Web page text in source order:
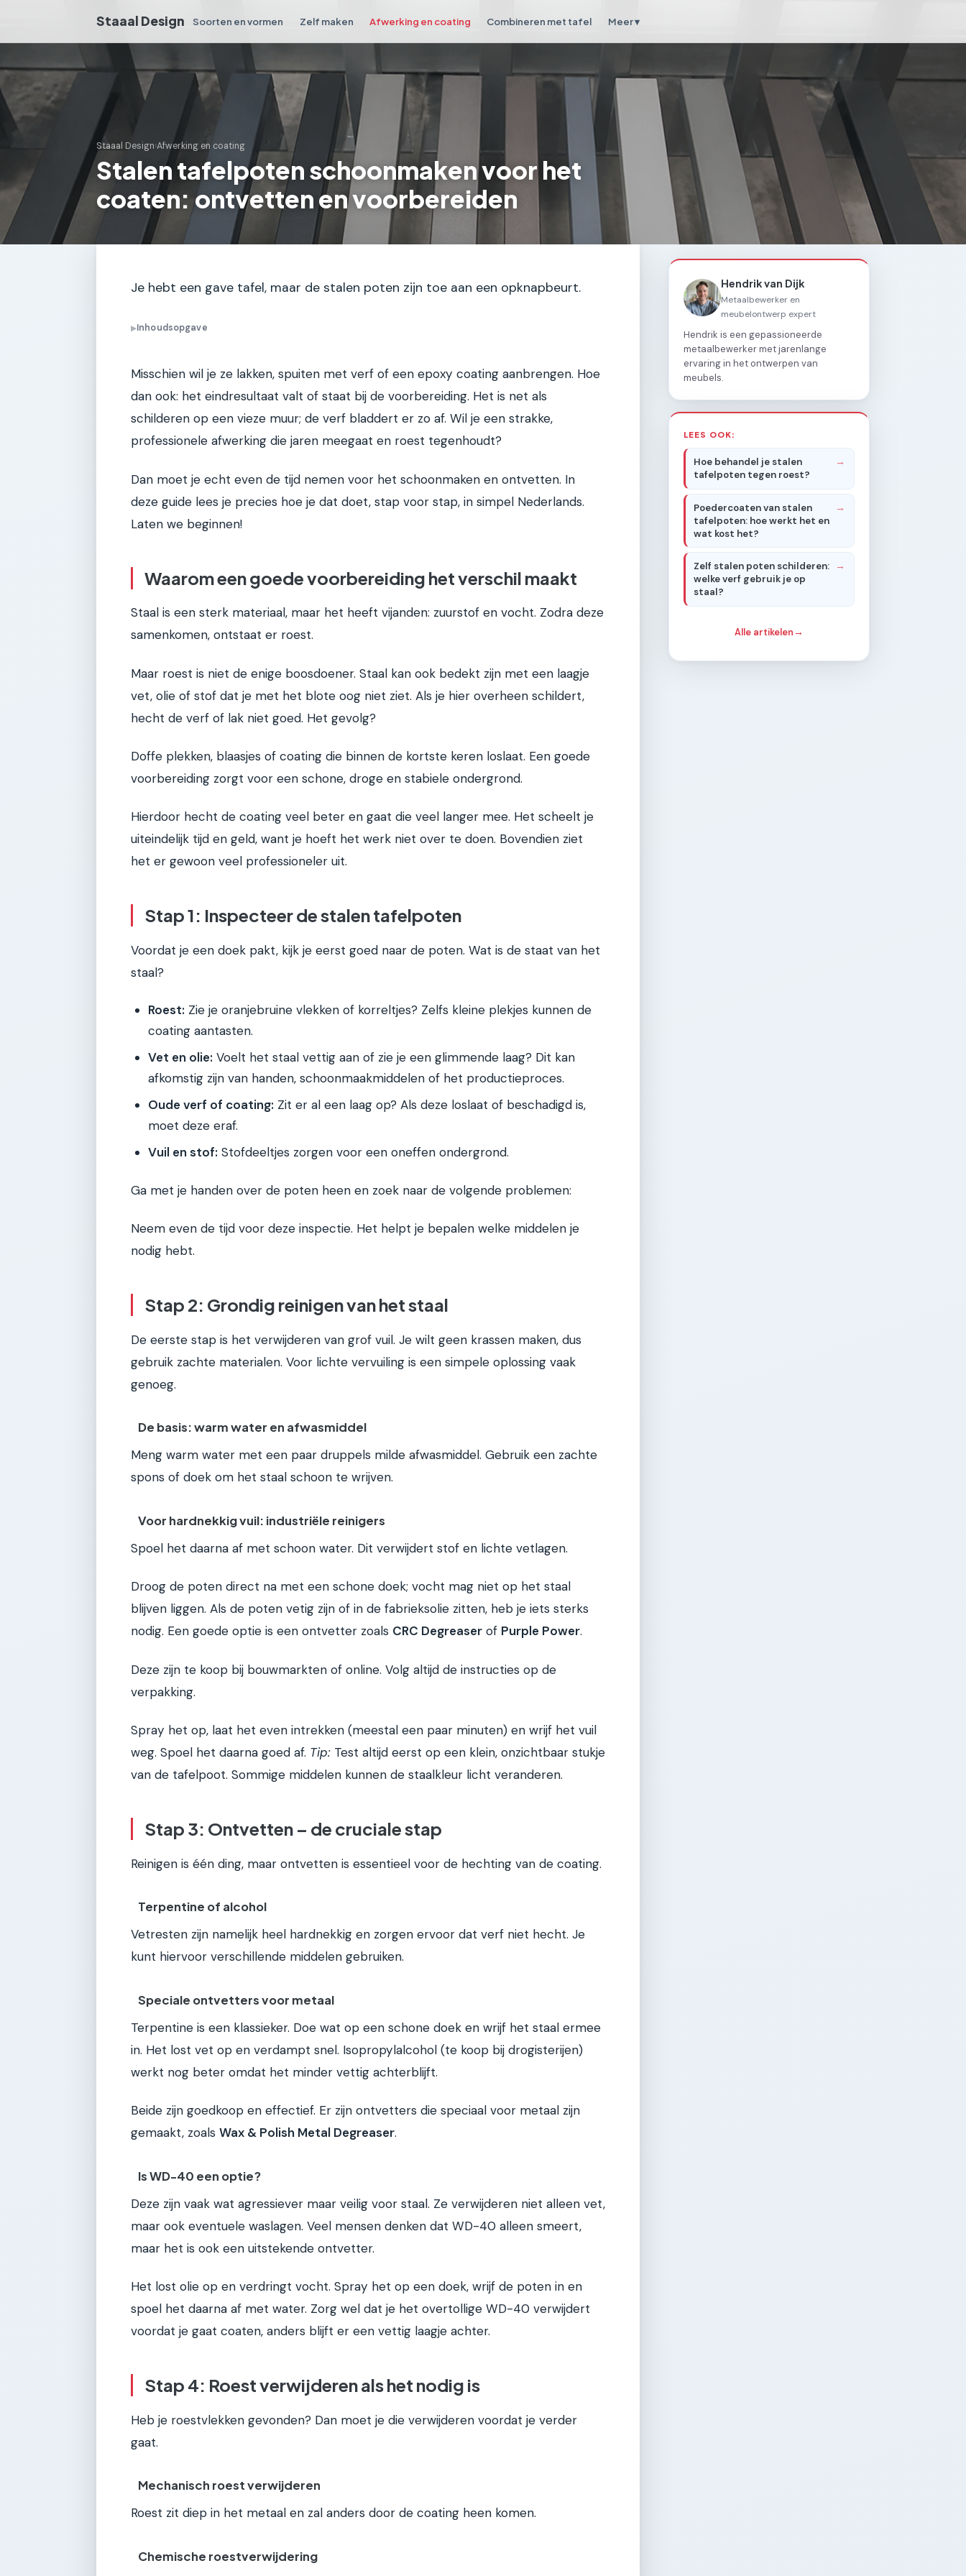
Staaal Design Soorten en vormen Zelf maken Afwerking en coating Combineren met tafel Meer ▾
Staaal Design›Afwerking en coating
Stalen tafelpoten schoonmaken voor het
coaten: ontvetten en voorbereiden
Je hebt een gave tafel, maar de stalen poten zijn toe aan een opknapbeurt.
▶Inhoudsopgave
Misschien wil je ze lakken, spuiten met verf of een epoxy coating aanbrengen. Hoe
dan ook: het eindresultaat valt of staat bij de voorbereiding. Het is net als
schilderen op een vieze muur; de verf bladdert er zo af. Wil je een strakke,
professionele afwerking die jaren meegaat en roest tegenhoudt?
Dan moet je echt even de tijd nemen voor het schoonmaken en ontvetten. In
deze guide lees je precies hoe je dat doet, stap voor stap, in simpel Nederlands.
Laten we beginnen!
Waarom een goede voorbereiding het verschil maakt
Staal is een sterk materiaal, maar het heeft vijanden: zuurstof en vocht. Zodra deze
samenkomen, ontstaat er roest.
Maar roest is niet de enige boosdoener. Staal kan ook bedekt zijn met een laagje
vet, olie of stof dat je met het blote oog niet ziet. Als je hier overheen schildert,
hecht de verf of lak niet goed. Het gevolg?
Doffe plekken, blaasjes of coating die binnen de kortste keren loslaat. Een goede
voorbereiding zorgt voor een schone, droge en stabiele ondergrond.
Hierdoor hecht de coating veel beter en gaat die veel langer mee. Het scheelt je
uiteindelijk tijd en geld, want je hoeft het werk niet over te doen. Bovendien ziet
het er gewoon veel professioneler uit.
Stap 1: Inspecteer de stalen tafelpoten
Voordat je een doek pakt, kijk je eerst goed naar de poten. Wat is de staat van het
staal?
Roest: Zie je oranjebruine vlekken of korreltjes? Zelfs kleine plekjes kunnen de
coating aantasten.
Vet en olie: Voelt het staal vettig aan of zie je een glimmende laag? Dit kan
afkomstig zijn van handen, schoonmaakmiddelen of het productieproces.
Oude verf of coating: Zit er al een laag op? Als deze loslaat of beschadigd is,
moet deze eraf.
Vuil en stof: Stofdeeltjes zorgen voor een oneffen ondergrond.
Ga met je handen over de poten heen en zoek naar de volgende problemen:
Neem even de tijd voor deze inspectie. Het helpt je bepalen welke middelen je
nodig hebt.
Stap 2: Grondig reinigen van het staal
De eerste stap is het verwijderen van grof vuil. Je wilt geen krassen maken, dus
gebruik zachte materialen. Voor lichte vervuiling is een simpele oplossing vaak
genoeg.
De basis: warm water en afwasmiddel
Meng warm water met een paar druppels milde afwasmiddel. Gebruik een zachte
spons of doek om het staal schoon te wrijven.
Voor hardnekkig vuil: industriële reinigers
Spoel het daarna af met schoon water. Dit verwijdert stof en lichte vetlagen.
Droog de poten direct na met een schone doek; vocht mag niet op het staal
blijven liggen. Als de poten vetig zijn of in de fabrieksolie zitten, heb je iets sterks
nodig. Een goede optie is een ontvetter zoals CRC Degreaser of Purple Power.
Deze zijn te koop bij bouwmarkten of online. Volg altijd de instructies op de
verpakking.
Spray het op, laat het even intrekken (meestal een paar minuten) en wrijf het vuil
weg. Spoel het daarna goed af. Tip: Test altijd eerst op een klein, onzichtbaar stukje
van de tafelpoot. Sommige middelen kunnen de staalkleur licht veranderen.
Stap 3: Ontvetten – de cruciale stap
Reinigen is één ding, maar ontvetten is essentieel voor de hechting van de coating.
Terpentine of alcohol
Vetresten zijn namelijk heel hardnekkig en zorgen ervoor dat verf niet hecht. Je
kunt hiervoor verschillende middelen gebruiken.
Speciale ontvetters voor metaal
Terpentine is een klassieker. Doe wat op een schone doek en wrijf het staal ermee
in. Het lost vet op en verdampt snel. Isopropylalcohol (te koop bij drogisterijen)
werkt nog beter omdat het minder vettig achterblijft.
Beide zijn goedkoop en effectief. Er zijn ontvetters die speciaal voor metaal zijn
gemaakt, zoals Wax & Polish Metal Degreaser.
Is WD-40 een optie?
Deze zijn vaak wat agressiever maar veilig voor staal. Ze verwijderen niet alleen vet,
maar ook eventuele waslagen. Veel mensen denken dat WD-40 alleen smeert,
maar het is ook een uitstekende ontvetter.
Het lost olie op en verdringt vocht. Spray het op een doek, wrijf de poten in en
spoel het daarna af met water. Zorg wel dat je het overtollige WD-40 verwijdert
voordat je gaat coaten, anders blijft er een vettig laagje achter.
Stap 4: Roest verwijderen als het nodig is
Heb je roestvlekken gevonden? Dan moet je die verwijderen voordat je verder
gaat.
Mechanisch roest verwijderen
Roest zit diep in het metaal en zal anders door de coating heen komen.
Chemische roestverwijdering
Hendrik van Dijk
Metaalbewerker en
meubelontwerp expert
Hendrik is een gepassioneerde
metaalbewerker met jarenlange
ervaring in het ontwerpen van
meubels.
LEES OOK:
Hoe behandel je stalen
tafelpoten tegen roest?
Poedercoaten van stalen
tafelpoten: hoe werkt het en
wat kost het?
Zelf stalen poten schilderen:
welke verf gebruik je op
staal?
Alle artikelen